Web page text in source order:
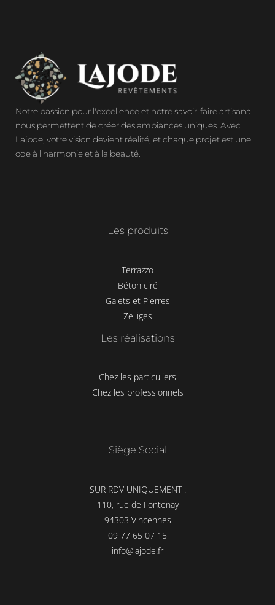
Notre passion pour l'excellence et notre savoir-faire artisanal
nous permettent de créer des ambiances uniques. Avec
Lajode, votre vision devient réalité, et chaque projet est une
ode à l'harmonie et à la beauté.
Les produits
Terrazzo
Béton ciré
Galets et Pierres
Zelliges
Les réalisations
Chez les particuliers
Chez les professionnels
Siège Social
SUR RDV UNIQUEMENT :
110, rue de Fontenay
94303 Vincennes
09 77 65 07 15
info@lajode.fr